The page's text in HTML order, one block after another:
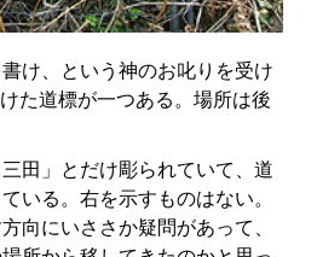
け、という神のお叱りを受け
た道標が一つある。場所は後
田」とだけ彫られていて、道
いる。右を示すものはない。
向にいささか疑問があって、